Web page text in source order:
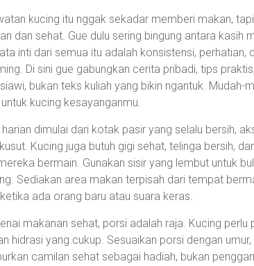
kucing itu nggak sekadar memberi makan,
dan sehat. Gue dulu sering bingung antara kasih
inti dari semua itu adalah konsistensi,
Di sini gue gabungkan cerita pribadi, tips
bukan teks kuliah yang bikin ngantuk.
kucing kesayanganmu.
harian dimulai dari kotak pasir yang selalu bersih,
Kucing juga butuh gigi sehat, telinga bersih,
bermain. Gunakan sisir yang lembut untuk
Sediakan area makan terpisah dari tempat
ada orang baru atau suara keras.
makanan sehat, porsi adalah raja. Kucing
hidrasi yang cukup. Sesuaikan porsi dengan
camilan sehat sebagai hadiah, bukan